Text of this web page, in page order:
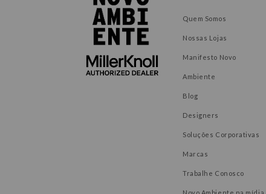
Quem Somos
Nossas Lojas
Manifesto Novo
Ambiente
Blog
Designers
Soluções Corporativas
Marcas
Trabalhe Conosco